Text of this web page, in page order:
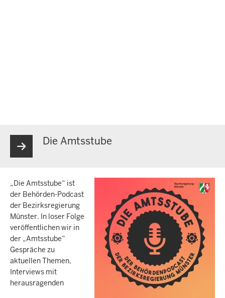
Die Amtsstube
„Die Amtsstube“ ist
der Behörden-Podcast
der Bezirksregierung
Münster. In loser Folge
veröffentlichen wir in
der „Amtsstube“
Gespräche zu
aktuellen Themen,
Interviews mit
herausragenden